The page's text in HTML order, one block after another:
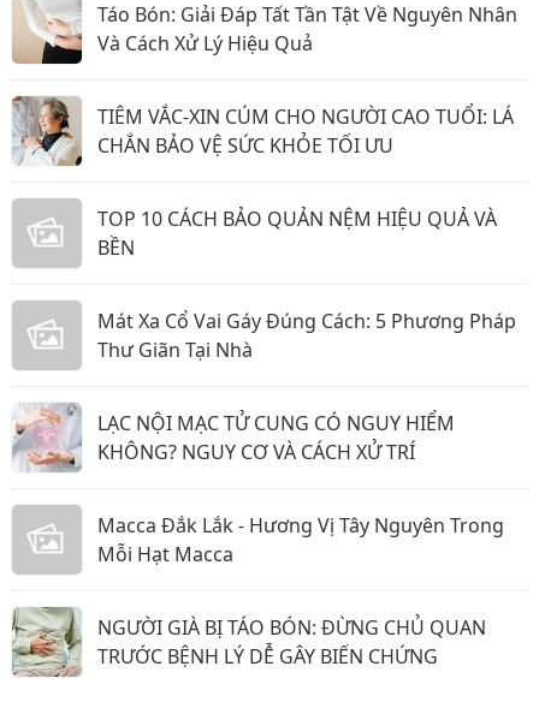
Táo Bón: Giải Đáp Tất Tần Tật Về Nguyên Nhân
Và Cách Xử Lý Hiệu Quả
TIÊM VẮC-XIN CÚM CHO NGƯỜI CAO TUỔI: LÁ
CHẮN BẢO VỆ SỨC KHỎE TỐI ƯU
TOP 10 CÁCH BẢO QUẢN NỆM HIỆU QUẢ VÀ
BỀN
Mát Xa Cổ Vai Gáy Đúng Cách: 5 Phương Pháp
Thư Giãn Tại Nhà
LẠC NỘI MẠC TỬ CUNG CÓ NGUY HIỂM
KHÔNG? NGUY CƠ VÀ CÁCH XỬ TRÍ
Macca Đắk Lắk - Hương Vị Tây Nguyên Trong
Mỗi Hạt Macca
NGƯỜI GIÀ BỊ TÁO BÓN: ĐỪNG CHỦ QUAN
TRƯỚC BỆNH LÝ DỄ GÂY BIẾN CHỨNG